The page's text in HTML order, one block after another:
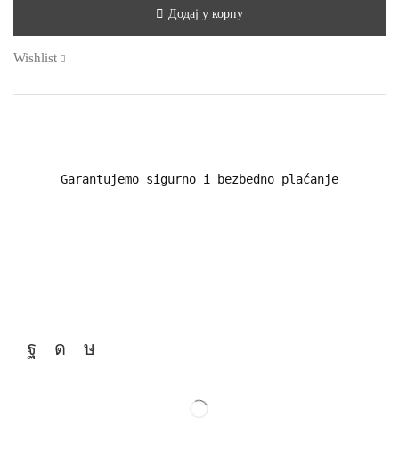
Додај у корпу
Wishlist
Garantujemo sigurno i bezbedno plaćanje